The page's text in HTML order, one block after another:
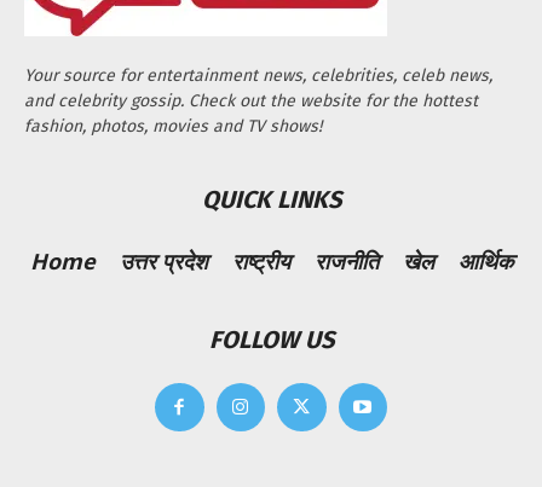
Your source for entertainment news, celebrities, celeb news,
and celebrity gossip. Check out the website for the hottest
fashion, photos, movies and TV shows!
QUICK LINKS
Home उत्तर प्रदेश राष्ट्रीय राजनीति खेल आर्थिक
FOLLOW US